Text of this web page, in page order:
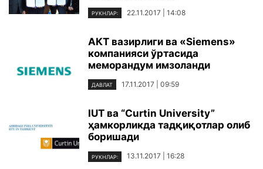
РУКНЛАР: 22.11.2017 | 14:08
АКТ вазирлиги ва «Siemens»
компанияси ўртасида
меморандум имзоланди
ДАВЛАТ 17.11.2017 | 09:59
IUT ва “Curtin University”
ҳамкорликда тадқиқотлар олиб
боришади
РУКНЛАР: 13.11.2017 | 16:28